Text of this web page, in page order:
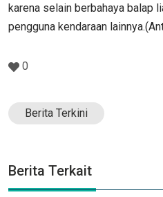
karena selain berbahaya balap
pengguna kendaraan
0
Berita Terkini
Berita Terkait